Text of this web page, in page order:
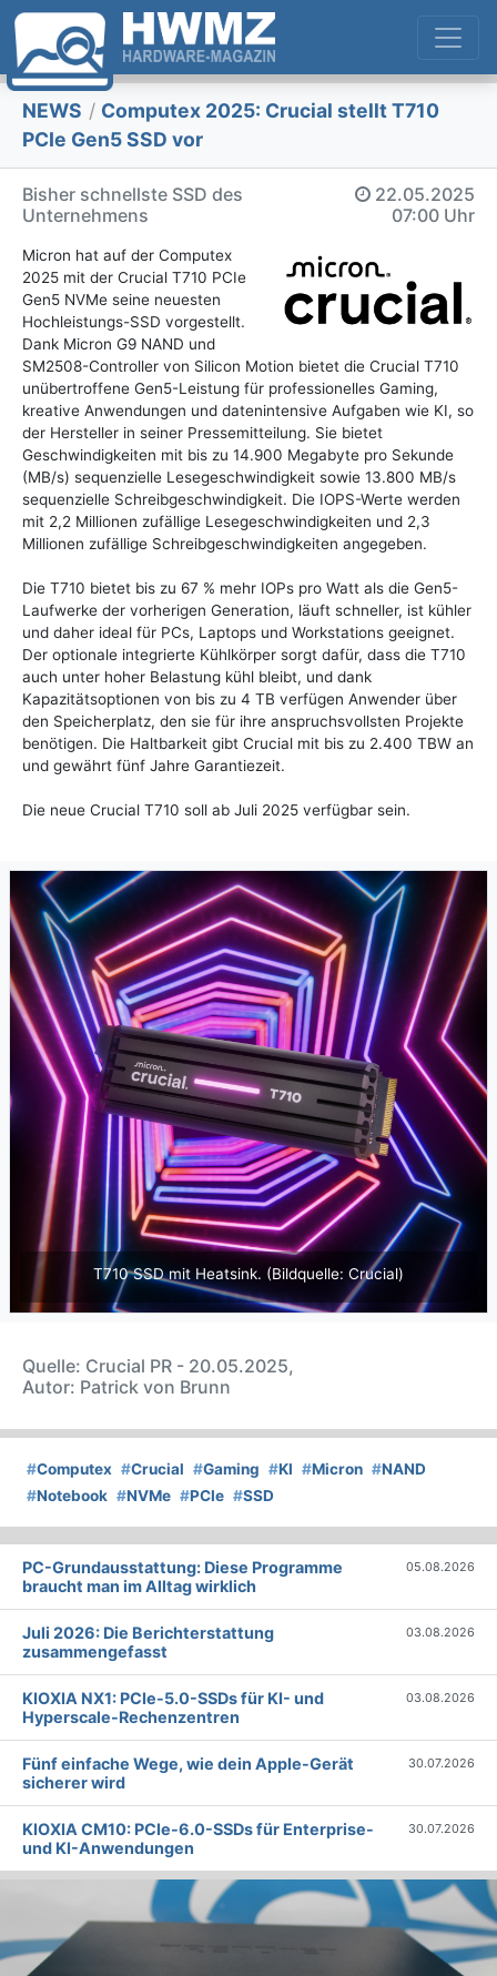
NEWS / Computex 2025: Crucial stellt T710
PCIe Gen5 SSD vor
Bisher schnellste SSD des
Unternehmens
22.05.2025
07:00 Uhr
Micron hat auf der Computex
2025 mit der Crucial T710 PCIe
Gen5 NVMe seine neuesten
Hochleistungs-SSD vorgestellt.
Dank Micron G9 NAND und
SM2508-Controller von Silicon Motion bietet die Crucial T710
unübertroffene Gen5-Leistung für professionelles Gaming,
kreative Anwendungen und datenintensive Aufgaben wie KI, so
der Hersteller in seiner Pressemitteilung. Sie bietet
Geschwindigkeiten mit bis zu 14.900 Megabyte pro Sekunde
(MB/s) sequenzielle Lesegeschwindigkeit sowie 13.800 MB/s
sequenzielle Schreibgeschwindigkeit. Die IOPS-Werte werden
mit 2,2 Millionen zufällige Lesegeschwindigkeiten und 2,3
Millionen zufällige Schreibgeschwindigkeiten angegeben.
Die T710 bietet bis zu 67 % mehr IOPs pro Watt als die Gen5-
Laufwerke der vorherigen Generation, läuft schneller, ist kühler
und daher ideal für PCs, Laptops und Workstations geeignet.
Der optionale integrierte Kühlkörper sorgt dafür, dass die T710
auch unter hoher Belastung kühl bleibt, und dank
Kapazitätsoptionen von bis zu 4 TB verfügen Anwender über
den Speicherplatz, den sie für ihre anspruchsvollsten Projekte
benötigen. Die Haltbarkeit gibt Crucial mit bis zu 2.400 TBW an
und gewährt fünf Jahre Garantiezeit.
Die neue Crucial T710 soll ab Juli 2025 verfügbar sein.
T710 SSD mit Heatsink. (Bildquelle: Crucial)
Quelle: Crucial PR - 20.05.2025,
Autor: Patrick von Brunn
#Computex #Crucial #Gaming #KI #Micron #NAND
#Notebook #NVMe #PCIe #SSD
PC-Grundausstattung: Diese Programme
braucht man im Alltag wirklich
05.08.2026
Juli 2026: Die Bericht­erstattung
zusammengefasst
03.08.2026
KIOXIA NX1: PCIe-5.0-SSDs für KI- und
Hyperscale-Rechenzentren
03.08.2026
Fünf einfache Wege, wie dein Apple-Gerät
sicherer wird
30.07.2026
KIOXIA CM10: PCIe-6.0-SSDs für Enterprise-
und KI-Anwendungen
30.07.2026